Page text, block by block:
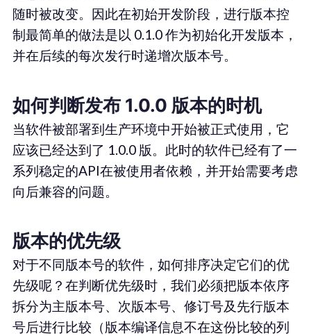
随时被改变。因此在初始开发阶段，进行版本控
制最简单的做法是以 0.1.0 作为初始化开发版本，
并在后续的每次发行时递增次版本号。
如何判断发布 1.0.0 版本的时机
当软件被部署到生产环境中开始被正式使用，它
应该已经达到了 1.0.0 版。此时的软件已经有了一
系列稳定的API在被使用者依赖，并开始需要考虑
向后兼容的问题。
版本的优先级
对于不同版本号的软件，如何排序决定它们的优
先级呢？在判断优先级时，我们必须把版本依序
拆分为主版本号、次版本号、修订号及先行版本
号后进行比较（版本编译信息不在这份比较的列